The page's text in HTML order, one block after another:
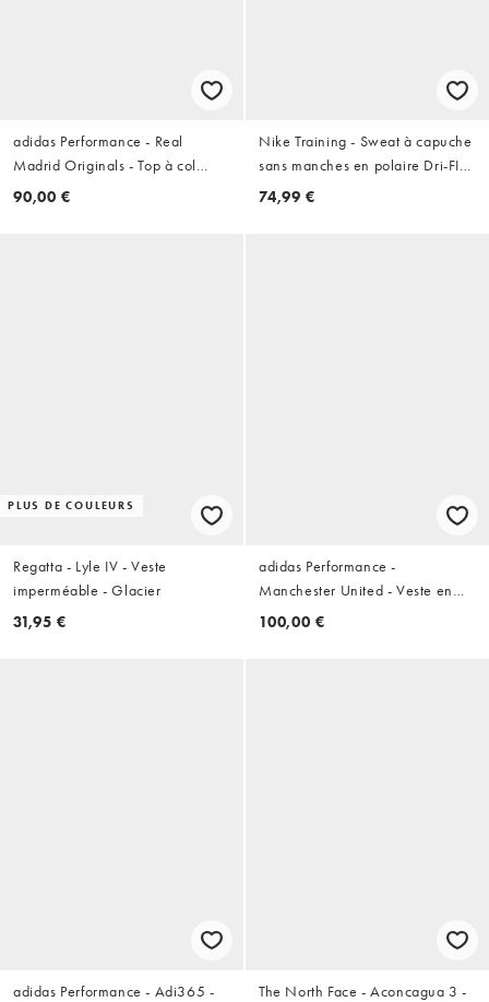
adidas Performance - Real
Madrid Originals - Top à col
zippé - Bleu foncé
90,00 €
Nike Training - Sweat à capuche
sans manches en polaire Dri-FIT -
Noir
74,99 €
PLUS DE COULEURS
Regatta - Lyle IV - Veste
imperméable - Glacier
31,95 €
adidas Performance -
Manchester United - Veste en
tissu style années 90 - Noir
100,00 €
adidas Performance - Adi365 -
The North Face - Aconcagua 3 -